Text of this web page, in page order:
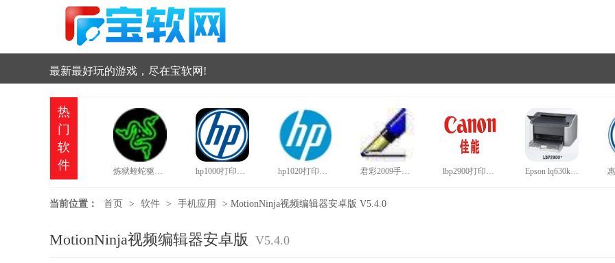
最新最好玩的游戏，尽在宝软网!
热
门
软
件
炼狱蝰蛇驱动中文版 hp1000打印机驱动 hp1020打印机驱动官网版 君彩2009手写板驱动旗舰版 lbp2900打印机驱动正版 Epson lq630k打印机驱动win10最新版
当前位置： 首页 > 软件 > 手机应用 > MotionNinja视频编辑器安卓版 V5.4.0
MotionNinja视频编辑器安卓版 V5.4.0